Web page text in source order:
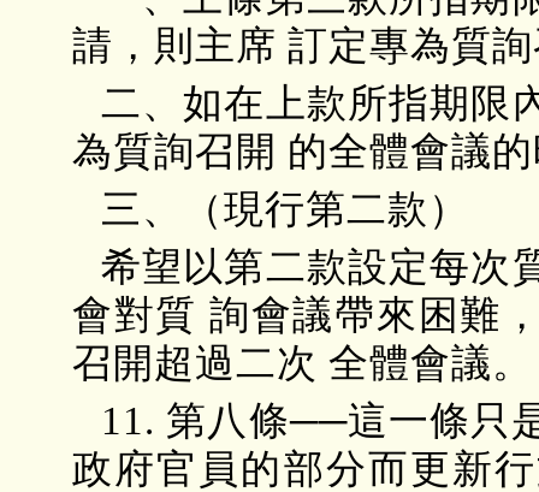
請，則主席 訂定專為質
二、如在上款所指期限
為質詢召開 的全體會議
三、（現行第二款）
希望以第二款設定每次
會對質 詢會議帶來困難
召開超過二次 全體會議。
11. 第八條──這一條只
政府官員的部分而更新